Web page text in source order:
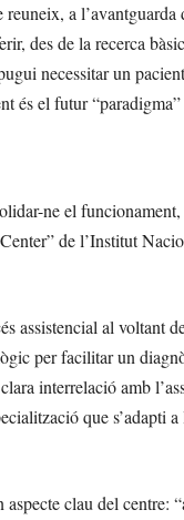
a
des de la recerca
necessitar un
és el futur
ne el
de l’Institut
assistencial al
per facilitar un
interrelació amb
que s’adapti
clau del centre: